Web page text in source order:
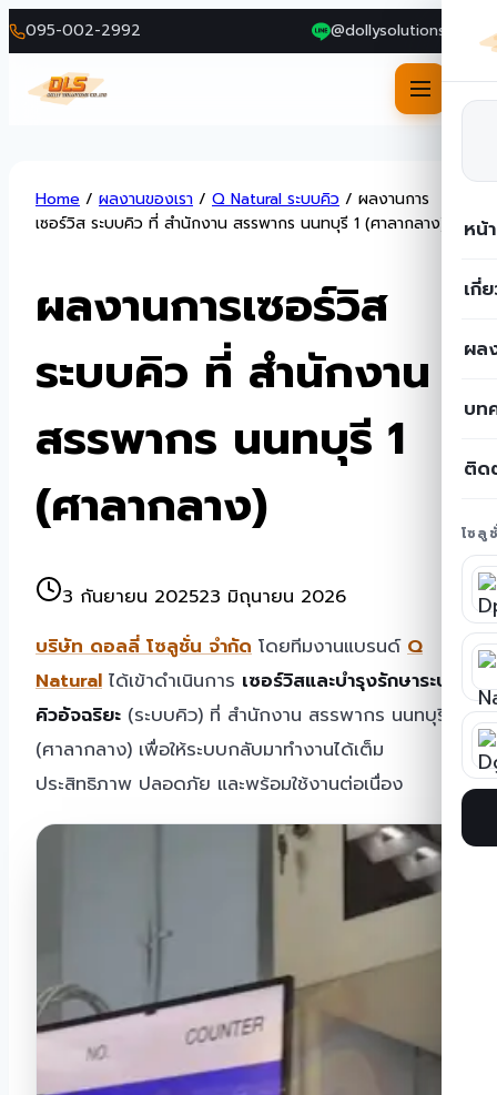
095-002-2992 @dollysolutions
หน้
เกี่
ผล
บท
ติด
โซลู
content
Home / ผลงานของเรา / Q Natural ระบบคิว / ผลงานการ
เซอร์วิส ระบบคิว ที่ สำนักงาน สรรพากร นนทบุรี 1 (ศาลากลาง)
ผลงานการเซอร์วิส
ระบบคิว ที่ สำนักงาน
สรรพากร นนทบุรี 1
(ศาลากลาง)
3 กันยายน 202523 มิถุนายน 2026
บริษัท ดอลลี่ โซลูชั่น จำกัด โดยทีมงานแบรนด์ Q
Natural ได้เข้าดำเนินการ เซอร์วิสและบำรุงรักษาระบบ
คิวอัจฉริยะ (ระบบคิว) ที่ สำนักงาน สรรพากร นนทบุรี 1
(ศาลากลาง) เพื่อให้ระบบกลับมาทำงานได้เต็ม
ประสิทธิภาพ ปลอดภัย และพร้อมใช้งานต่อเนื่อง